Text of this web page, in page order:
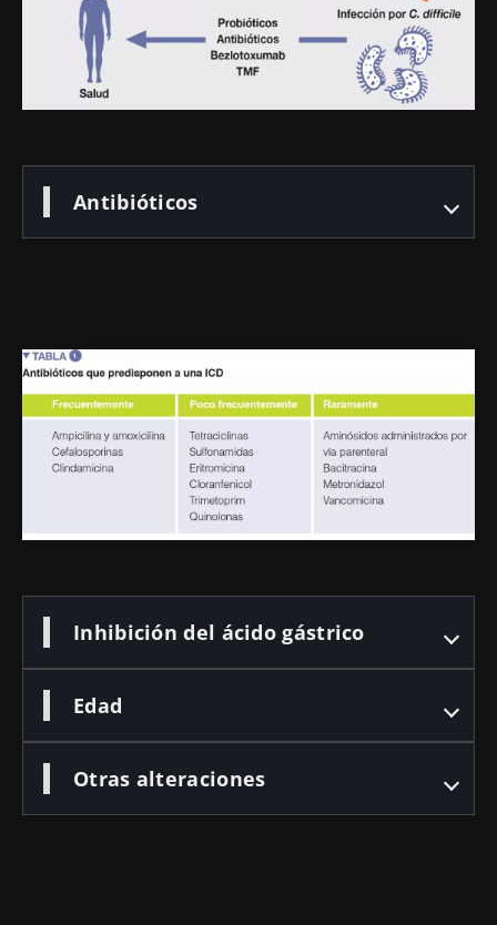
Antibióticos
Imagen
Inhibición del ácido gástrico
Edad
Otras alteraciones